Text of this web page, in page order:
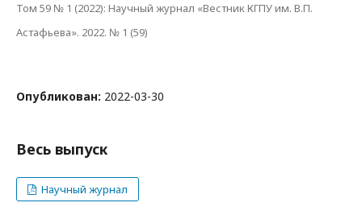
Том 59 № 1 (2022): Научный журнал «Вестник КГПУ им. В.П.
Астафьева». 2022. № 1 (59)
Опубликован: 2022-03-30
Весь выпуск
Научный журнал